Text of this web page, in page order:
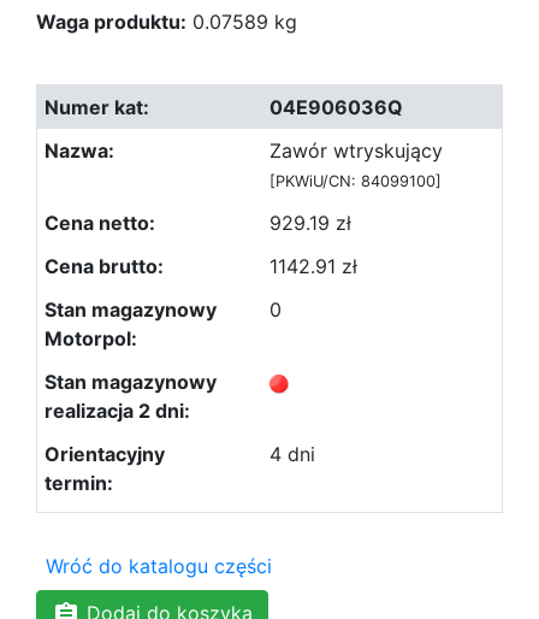
Waga produktu: 0.07589 kg
04E906036Q
Zawór wtryskujący
[PKWiU/CN: 84099100]
929.19 zł
1142.91 zł
0
4 dni
Wróć do katalogu części
Dodaj do koszyka